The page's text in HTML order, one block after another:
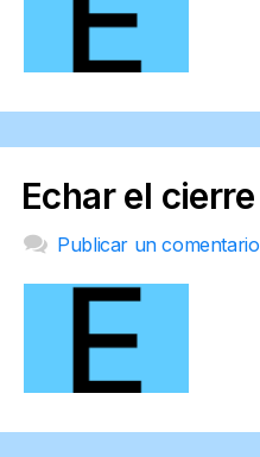
Echar el cierre
Publicar un comentario